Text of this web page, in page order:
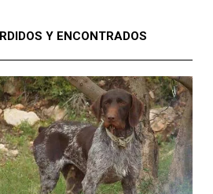
Y ENCONTRADOS